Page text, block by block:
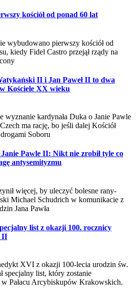
kościół od ponad 60 lat
wybudowano pierwszy kościół od
kiedy Fidel Castro przejął rządy na
II i Jan Paweł II to dwa
Kościele XX wieku
wyznanie kardynała Duka o Janie Pawle
ma rację, bo jeśli dalej Kościół
Soboru
Pawle II: Nikt nie zrobił tyle co
antysemityzmu
więcej, by uleczyć bolesne rany-
Michael Schudrich w komunikacie z
Jana Pawła
list z okazji 100. rocznicy
II
XVI z okazji 100-lecia urodzin św.
specjalny list, który zostanie
Pałacu Arcybiskupów Krakowskich.